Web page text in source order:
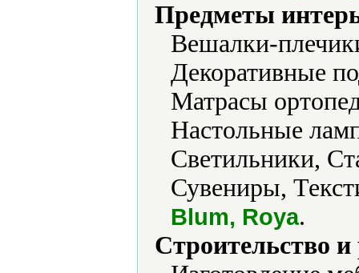
Предметы
Вешалки-
Декоративные
Матрасы
Настольные
Светильники,
Сувениры,
Blum, Roya.
Строительство